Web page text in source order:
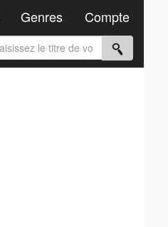
Genres Compte